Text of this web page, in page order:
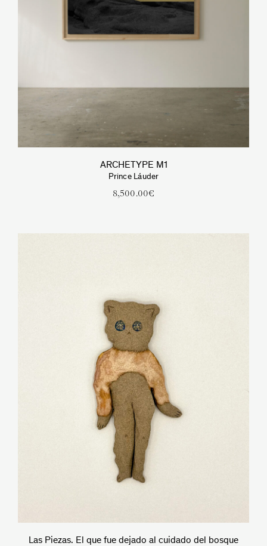
ARCHETYPE M1
Prince Láuder
8,500.00€
Las Piezas. El que fue dejado al cuidado del bosque